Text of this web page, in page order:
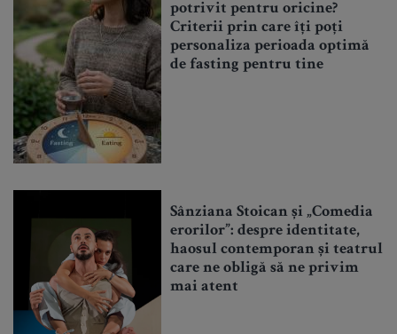
potrivit pentru oricine?
Criterii prin care îți poți
personaliza perioada optimă
de fasting pentru tine
Sânziana Stoican și „Comedia
erorilor”: despre identitate,
haosul contemporan și teatrul
care ne obligă să ne privim
mai atent